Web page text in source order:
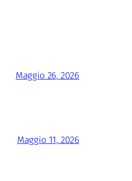
Maggio 26, 2026
Maggio 11, 2026